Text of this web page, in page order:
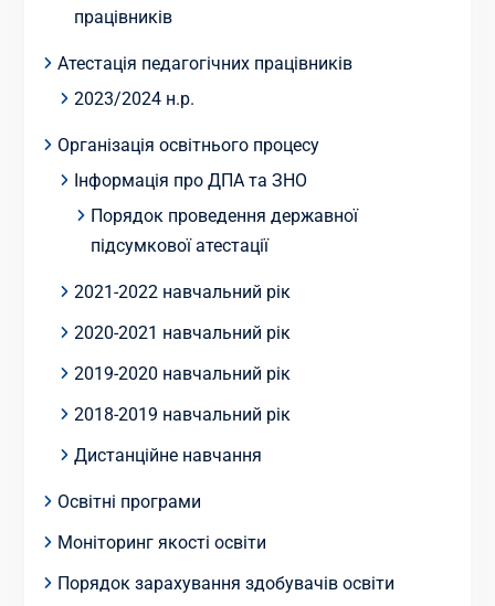
працівників
Атестація педагогічних працівників
2023/2024 н.р.
Організація освітнього процесу
Інформація про ДПА та ЗНО
Порядок проведення державної
підсумкової атестації
2021-2022 навчальний рік
2020-2021 навчальний рік
2019-2020 навчальний рік
2018-2019 навчальний рік
Дистанційне навчання
Освітні програми
Моніторинг якості освіти
Порядок зарахування здобувачів освіти